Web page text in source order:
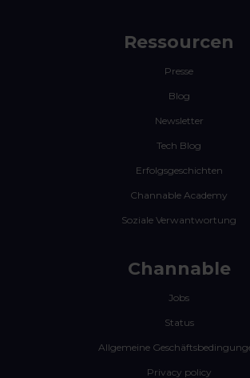
Ressourcen
Presse
Blog
Newsletter
Tech Blog
Erfolgsgeschichten
Channable Academy
Soziale Verwantwortung
Channable
Jobs
Status
Allgemeine
Privacy policy